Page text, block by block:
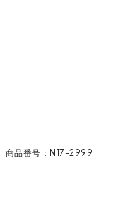
商品番号 N17-2999